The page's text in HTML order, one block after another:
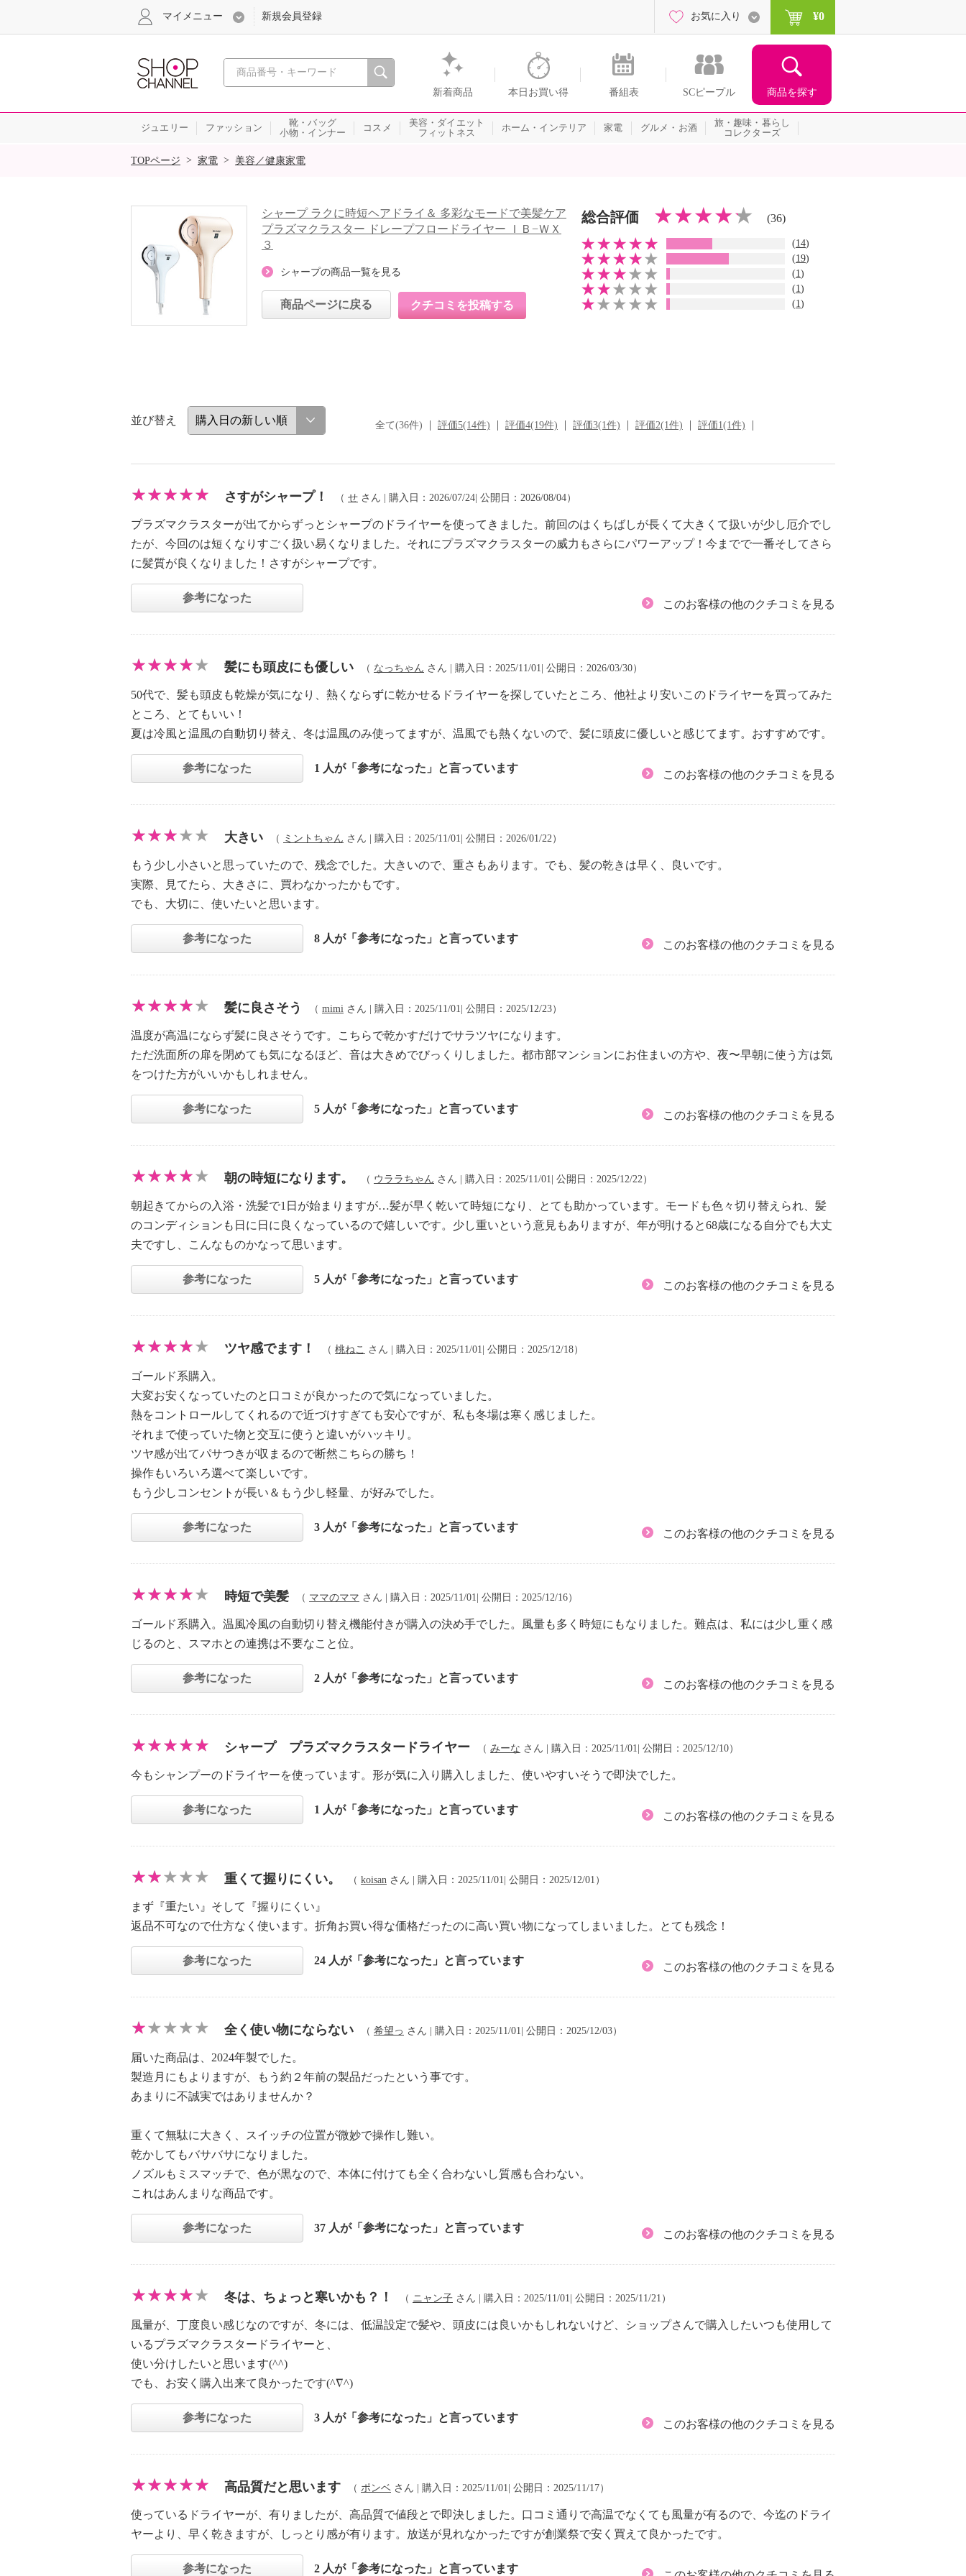
心おどる、瞬間を。通販・テレビショッピングのショップチャンネル
新着商品 本日お買い得 番組表 SCピープル 商品を探す
マイメニュー 新規会員登録 お気に入り ¥0
ジュエリー ファッション
靴・バッグ
小物・インナー
コスメ
美容・ダイエット
フィットネス
ホーム・インテリア 家電 グルメ・お酒
旅・趣味・暮らし
コレクターズ
SALE
TOPページ > 家電 > 美容／健康家電
シャープ ラクに時短ヘアドライ＆ 多彩なモードで美髪ケア
プラズマクラスター ドレープフロードライヤー ＩＢ−ＷＸ
３
シャープの商品一覧を見る
商品ページに戻る クチコミを投稿する
総合評価 (36)
(14)
(19)
(1 )
(1 )
(1 )
並び替え 全て(36件) 評価5(14件) 評価4(19件) 評価3(1件) 評価2(1件) 評価1(1件)
さすがシャープ！ （ せ さん | 購入日：2026/07/24| 公開日：2026/08/04）
プラズマクラスターが出てからずっとシャープのドライヤーを使ってきました。前回のはくちばしが長くて大きくて扱いが少し厄介でし
たが、今回のは短くなりすごく扱い易くなりました。それにプラズマクラスターの威力もさらにパワーアップ！今までで一番そしてさら
に髪質が良くなりました！さすがシャープです。
参考になった
このお客様の他のクチコミを見る
髪にも頭皮にも優しい （ なっちゃん さん | 購入日：2025/11/01| 公開日：2026/03/30）
50代で、髪も頭皮も乾燥が気になり、熱くならずに乾かせるドライヤーを探していたところ、他社より安いこのドライヤーを買ってみた
ところ、とてもいい！
夏は冷風と温風の自動切り替え、冬は温風のみ使ってますが、温風でも熱くないので、髪に頭皮に優しいと感じてます。おすすめです。
参考になった 1 人が「参考になった」と言っています
このお客様の他のクチコミを見る
大きい （ ミントちゃん さん | 購入日：2025/11/01| 公開日：2026/01/22）
もう少し小さいと思っていたので、残念でした。大きいので、重さもあります。でも、髪の乾きは早く、良いです。
実際、見てたら、大きさに、買わなかったかもです。
でも、大切に、使いたいと思います。
参考になった 8 人が「参考になった」と言っています
このお客様の他のクチコミを見る
髪に良さそう （ mimi さん | 購入日：2025/11/01| 公開日：2025/12/23）
温度が高温にならず髪に良さそうです。こちらで乾かすだけでサラツヤになります。
ただ洗面所の扉を閉めても気になるほど、音は大きめでびっくりしました。都市部マンションにお住まいの方や、夜〜早朝に使う方は気
をつけた方がいいかもしれません。
参考になった 5 人が「参考になった」と言っています
このお客様の他のクチコミを見る
朝の時短になります。 （ ウララちゃん さん | 購入日：2025/11/01| 公開日：2025/12/22）
朝起きてからの入浴・洗髪で1日が始まりますが…髪が早く乾いて時短になり、とても助かっています。モードも色々切り替えられ、髪
のコンディションも日に日に良くなっているので嬉しいです。少し重いという意見もありますが、年が明けると68歳になる自分でも大丈
夫ですし、こんなものかなって思います。
参考になった 5 人が「参考になった」と言っています
このお客様の他のクチコミを見る
ツヤ感でます！ （ 桃ねこ さん | 購入日：2025/11/01| 公開日：2025/12/18）
ゴールド系購入。
大変お安くなっていたのと口コミが良かったので気になっていました。
熱をコントロールしてくれるので近づけすぎても安心ですが、私も冬場は寒く感じました。
それまで使っていた物と交互に使うと違いがハッキリ。
ツヤ感が出てパサつきが収まるので断然こちらの勝ち！
操作もいろいろ選べて楽しいです。
もう少しコンセントが長い＆もう少し軽量、が好みでした。
参考になった 3 人が「参考になった」と言っています
このお客様の他のクチコミを見る
時短で美髪 （ ママのママ さん | 購入日：2025/11/01| 公開日：2025/12/16）
ゴールド系購入。温風冷風の自動切り替え機能付きが購入の決め手でした。風量も多く時短にもなりました。難点は、私には少し重く感
じるのと、スマホとの連携は不要なこと位。
参考になった 2 人が「参考になった」と言っています
このお客様の他のクチコミを見る
シャープ プラズマクラスタードライヤー （ みーな さん | 購入日：2025/11/01| 公開日：2025/12/10）
今もシャンプーのドライヤーを使っています。形が気に入り購入しました、使いやすいそうで即決でした。
参考になった 1 人が「参考になった」と言っています
このお客様の他のクチコミを見る
重くて握りにくい。 （ koisan さん | 購入日：2025/11/01| 公開日：2025/12/01）
まず『重たい』そして『握りにくい』
返品不可なので仕方なく使います。折角お買い得な価格だったのに高い買い物になってしまいました。とても残念！
参考になった 24 人が「参考になった」と言っています
このお客様の他のクチコミを見る
全く使い物にならない （ 希望っ さん | 購入日：2025/11/01| 公開日：2025/12/03）
届いた商品は、2024年製でした。
製造月にもよりますが、もう約２年前の製品だったという事です。
あまりに不誠実ではありませんか？
重くて無駄に大きく、スイッチの位置が微妙で操作し難い。
乾かしてもバサバサになりました。
ノズルもミスマッチで、色が黒なので、本体に付けても全く合わないし質感も合わない。
これはあんまりな商品です。
参考になった 37 人が「参考になった」と言っています
このお客様の他のクチコミを見る
冬は、ちょっと寒いかも？！ （ ニャン子 さん | 購入日：2025/11/01| 公開日：2025/11/21）
風量が、丁度良い感じなのですが、冬には、低温設定で髪や、頭皮には良いかもしれないけど、ショップさんで購入したいつも使用して
いるプラズマクラスタードライヤーと、
使い分けしたいと思います(^^)
でも、お安く購入出来て良かったです(^∇^)
参考になった 3 人が「参考になった」と言っています
このお客様の他のクチコミを見る
高品質だと思います （ ポンベ さん | 購入日：2025/11/01| 公開日：2025/11/17）
使っているドライヤーが、有りましたが、高品質で値段とで即決しました。口コミ通りで高温でなくても風量が有るので、今迄のドライ
ヤーより、早く乾きますが、しっとり感が有ります。放送が見れなかったですが創業祭で安く買えて良かったです。
参考になった 2 人が「参考になった」と言っています